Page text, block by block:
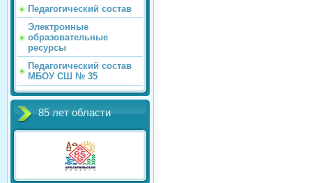
Педагогический состав
Электронные
образовательные
ресурсы
Педагогический состав
МБОУ СШ № 35
85 лет области